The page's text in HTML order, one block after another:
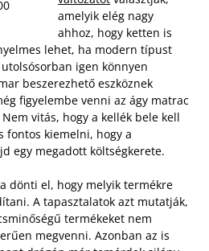
amelyik elég nagy
ahhoz, hogy ketten is
lehet, ha modern típust
igen könnyen
beszerezhető eszköznek
figyelembe venni az ágy matrac
Nem vitás, hogy a kellék bele kell
fontos kiemelni, hogy a
egy megadott költségkerete.
dönti el, hogy melyik termékre
A tapasztalatok azt mutatják,
termékeket nem
megvenni. Azonban az is